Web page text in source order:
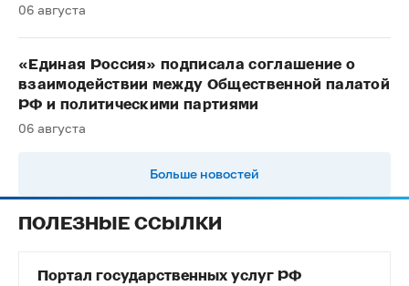
06 августа
«Единая Россия» подписала соглашение о
взаимодействии между Общественной палатой
РФ и политическими партиями
06 августа
Больше новостей
ПОЛЕЗНЫЕ ССЫЛКИ
Портал государственных услуг РФ